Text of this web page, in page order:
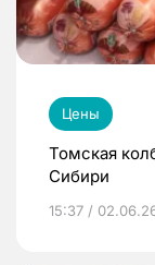
Цены
Томская
Сибири
15:37 /